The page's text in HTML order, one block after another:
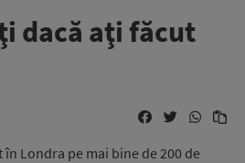
dacă aţi făcut
Londra pe mai bine de 200 de